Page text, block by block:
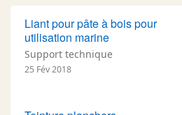
Liant pour pâte à bois pour
utilisation marine
Support technique
25 Fév 2018